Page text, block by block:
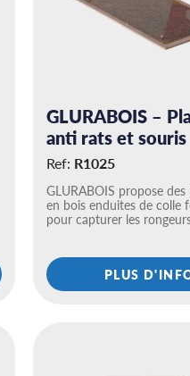
GLURABOIS –
anti rats et souris
Ref: R1025
GLURABOIS propose
en bois enduites de colle
pour capturer les
PLUS